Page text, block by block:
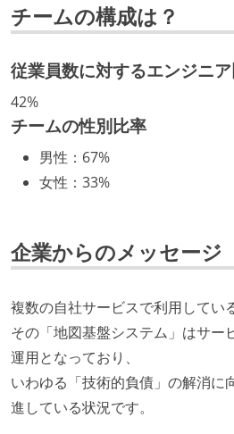
取締役（社内）または執行役
ング部門の人間が経営に参加
開発メンバーの裁量
任で好きなものを使うことが
企画を決定する場に、実装を
参加している
全体のスケジュール管理は、
で行う
コード品質向上のための
本番にデプロイされるコード
ーまたはペアプログラミング
チームの構成は？
従業員数に対するエンジニ
42%
チームの性別比率
男性 ： 67%
女性 ： 33%
企業からのメッセージ
複数の自社サービスで利用してい
その「地図基盤システム」はサー
運用となっており、
いわゆる「技術的負債」の解消に
進している状況です。